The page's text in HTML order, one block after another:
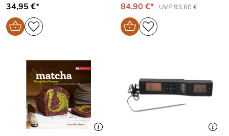
34,95 €* 84,90 €* UVP 93,60 €